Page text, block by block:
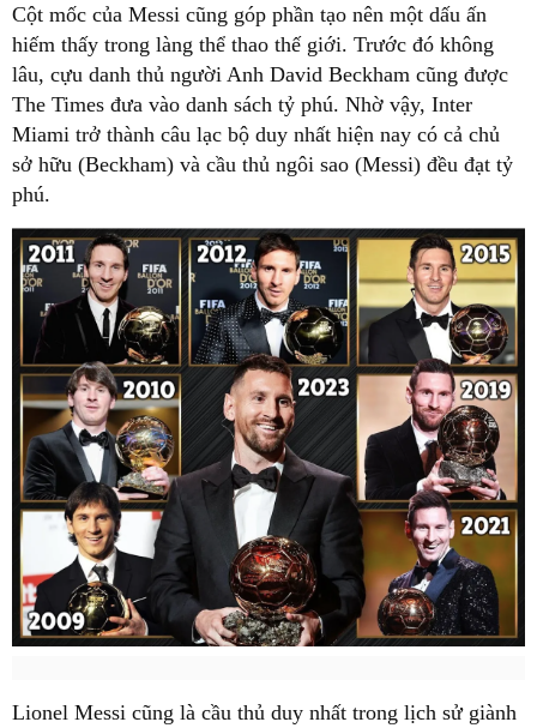
Cột mốc của Messi cũng góp phần tạo nên một dấu ấn
hiếm thấy trong làng thể thao thế giới. Trước đó không
lâu, cựu danh thủ người Anh David Beckham cũng được
The Times đưa vào danh sách tỷ phú. Nhờ vậy, Inter
Miami trở thành câu lạc bộ duy nhất hiện nay có cả chủ
sở hữu (Beckham) và cầu thủ ngôi sao (Messi) đều đạt tỷ
phú.
Lionel Messi cũng là cầu thủ duy nhất trong lịch sử giành